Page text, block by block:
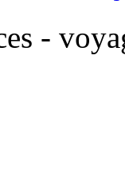
-